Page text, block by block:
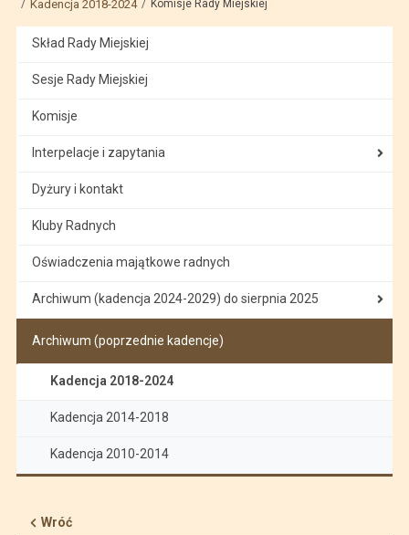
Kadencja 2018-2024
Komisje Rady Miejskiej
Skład Rady Miejskiej
Sesje Rady Miejskiej
Komisje
Interpelacje i zapytania
Dyżury i kontakt
Kluby Radnych
Oświadczenia majątkowe radnych
Archiwum (kadencja 2024-2029) do sierpnia 2025
Archiwum (poprzednie kadencje)
Kadencja 2018-2024
Kadencja 2014-2018
Kadencja 2010-2014
Wróć